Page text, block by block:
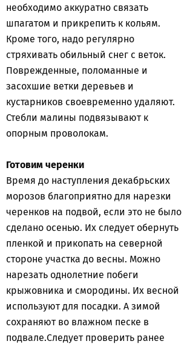
необходимо аккуратно связать
шпагатом и прикрепить к кольям.
Кроме того, надо регулярно
стряхивать обильный снег с веток.
Поврежденные, поломанные и
засохшие ветки деревьев и
кустарников своевременно удаляют.
Стебли малины подвязывают к
опорным проволокам.
Готовим черенки
Время до наступления декабрьских
морозов благоприятно для нарезки
черенков на подвой, если это не было
сделано осенью. Их следует обернуть
пленкой и прикопать на северной
стороне участка до весны. Можно
нарезать однолетние побеги
крыжовника и смородины. Их весной
используют для посадки. А зимой
сохраняют во влажном песке в
подвале.Следует проверить ранее